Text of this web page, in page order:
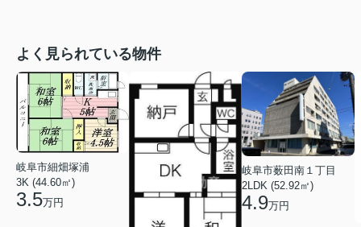
よく見られている物件
岐阜市細畑塚浦
3K (44.60㎡)
3.5万円
岐阜市薮田南１丁目
2LDK (52.92㎡)
4.9万円